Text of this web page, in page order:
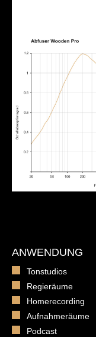
ANWENDUNG
Tonstudios
Regieräume
Homerecording
Aufnahmeräume
Podcast